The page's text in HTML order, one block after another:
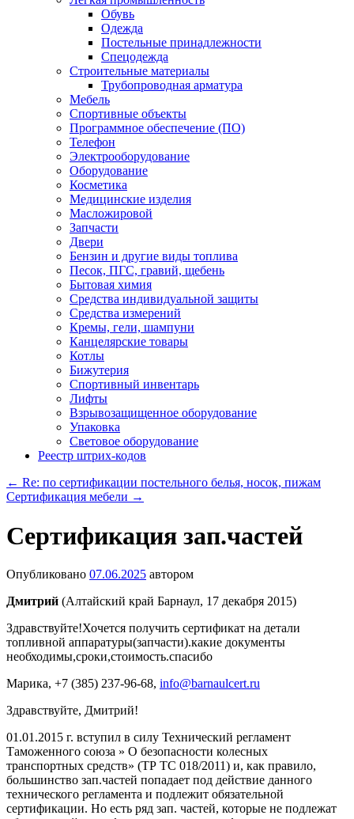
Обувь
Одежда
Постельные принадлежности
Спецодежда
Строительные материалы
Трубопроводная арматура
Мебель
Спортивные объекты
Программное обеспечение (ПО)
Телефон
Электрооборудование
Оборудование
Косметика
Медицинские изделия
Масложировой
Запчасти
Двери
Бензин и другие виды топлива
Песок, ПГС, гравий, щебень
Бытовая химия
Средства индивидуальной защиты
Средства измерений
Кремы, гели, шампуни
Канцелярские товары
Котлы
Бижутерия
Спортивный инвентарь
Лифты
Взрывозащищенное оборудование
Упаковка
Световое оборудование
Реестр штрих-кодов
← Re: по сертификации постельного белья, носок, пижам
Сертификация мебели →
Сертификация зап.частей
Опубликовано 07.06.2025 автором
Дмитрий (Алтайский край Барнаул, 17 декабря 2015)
Здравствуйте!Хочется получить сертификат на детали
топливной аппаратуры(запчасти).какие документы
необходимы,сроки,стоимость.спасибо
Марика, +7 (385) 237-96-68, info@barnaulcert.ru
Здравствуйте, Дмитрий!
01.01.2015 г. вступил в силу Технический регламент
Таможенного союза » О безопасности колесных
транспортных средств» (ТР ТС 018/2011) и, как правило,
большинство зап.частей попадает под действие данного
технического регламента и подлежит обязательной
сертификации. Но есть ряд зап. частей, которые не подлежат